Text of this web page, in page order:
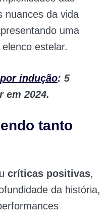
nuances da vida
uma
estelar.
indução: 5
em 2024.
tanto
críticas positivas,
da história,